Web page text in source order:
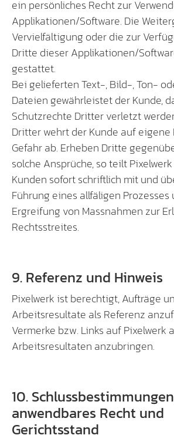
ein persönliches Recht zur
Applikationen/Software. Die
Vervielfältigung oder die zur
Dritte dieser Applikationen/
gestattet.
Bei gelieferten Text-, Bild-, Ton-
Dateien gewährleistet der Kunde,
Schutzrechte Dritter verletzt
Dritter wehrt der Kunde auf eigene
Gefahr ab. Erheben Dritte
solche Ansprüche, so teilt
Kunden sofort schriftlich mit und
Führung eines allfäligen Prozesses
Ergreifung von Massnahmen zur
Rechtsstreites.
9. Referenz und Hinweis
Pixelwerk ist berechtigt, Aufträge
Arbeitsresultate als Referenz
Vermerke bzw. Links auf Pixelwerk
Arbeitsresultaten anzubringen.
10.
anwendbares Recht und
Gerichtsstand